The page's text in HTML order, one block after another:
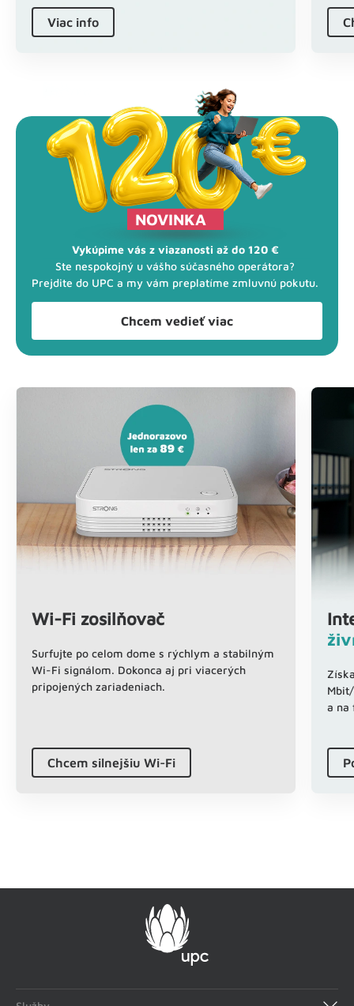
Viac info
NOVINKA
Vykúpime vás z viazanosti až do 120 €
Ste nespokojný u vášho súčasného operátora?
Prejdite do UPC a my vám preplatíme zmluvnú pokutu.
Chcem vedieť viac
Wi-Fi zosilňovač
Surfujte po celom dome s rýchlym a stabilným
Wi-Fi signálom. Dokonca aj pri viacerých
pripojených zariadeniach.
Chcem silnejšiu Wi-Fi
a na